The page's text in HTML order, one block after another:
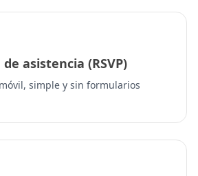
asistencia (RSVP)
simple y sin formularios